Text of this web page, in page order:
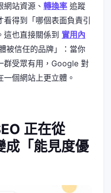
站資源、 轉換率 追蹤
得到「哪個表面負責引
也直接關係到 實用內
被信任的品牌」：當你
群受眾有用，Google 對
個網站上更立體。
正在從
成「能見度優